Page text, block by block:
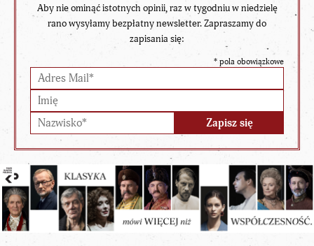
Aby nie ominąć istotnych opinii, raz w tygodniu w niedzielę
rano wysyłamy bezpłatny newsletter. Zapraszamy do
zapisania się:
* pola obowiązkowe